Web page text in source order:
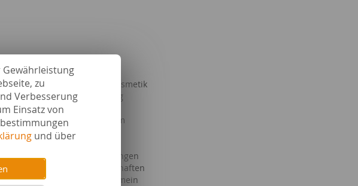
zu
Verbesserung
Einsatz von
und über
Social Media
Gesundheit & Kosmetik
Haus & Wohnung
Garten
Schule & Studium
Karriere
Großveranstaltungen
Geisteswissenschaften
Ernährung allgemein